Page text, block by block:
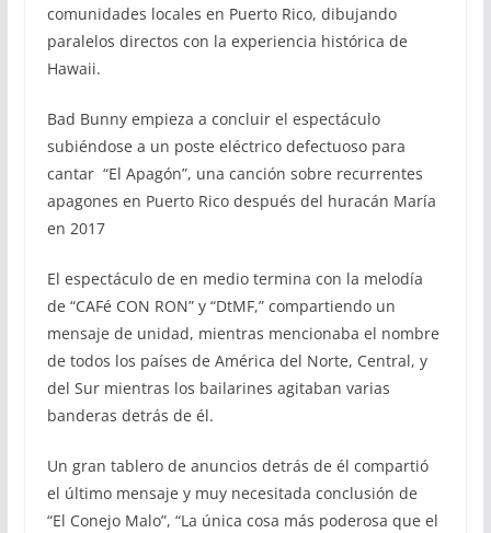
comunidades locales en Puerto Rico, dibujando
paralelos directos con la experiencia histórica de
Hawaii.
Bad Bunny empieza a concluir el espectáculo
subiéndose a un poste eléctrico defectuoso para
cantar “El Apagón”, una canción sobre recurrentes
apagones en Puerto Rico después del huracán María
en 2017
El espectáculo de en medio termina con la melodía
de “CAFé CON RON” y “DtMF,” compartiendo un
mensaje de unidad, mientras mencionaba el nombre
de todos los países de América del Norte, Central, y
del Sur mientras los bailarines agitaban varias
banderas detrás de él.
Un gran tablero de anuncios detrás de él compartió
el último mensaje y muy necesitada conclusión de
“El Conejo Malo”, “La única cosa más poderosa que el